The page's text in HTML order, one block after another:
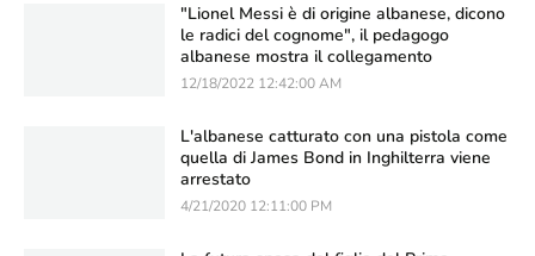
"Lionel Messi è di origine albanese, dicono
le radici del cognome", il pedagogo
albanese mostra il collegamento
12/18/2022 12:42:00 AM
L'albanese catturato con una pistola come
quella di James Bond in Inghilterra viene
arrestato
4/21/2020 12:11:00 PM